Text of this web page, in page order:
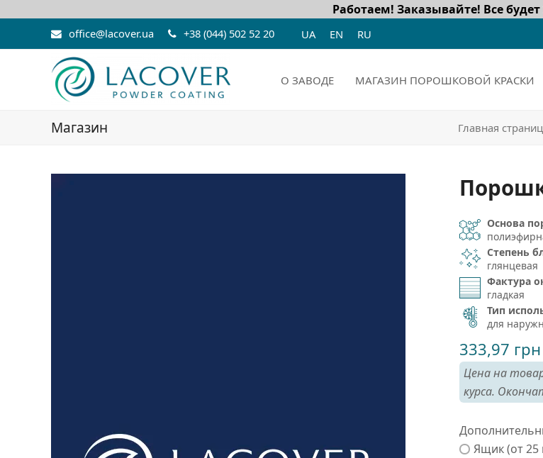
Работаем! Заказывайте! Все
office@lacover.ua +38 (044) 502 52 20 UA EN RU
О ЗАВОДЕ МАГАЗИН ПОРОШКОВОЙ КРАСКИ
Магазин Главная
Основа
Степень
глянцевая
Фактура
гладкая
Тип
для
333,97 грн
Цена на
курса.
Ящик (от 25